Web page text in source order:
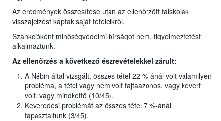
Az eredmények összesítése után az ellenőrzött faiskolák
visszajelzést kaptak saját tételeikről.
Szankcióként minőségvédelmi bírságot nem, figyelmeztetést
alkalmaztunk.
Az ellenőrzés a következő észrevételekkel zárult:
A Nébih által vizsgált, összes tétel 22 %-ánál volt valamilyen
probléma, a tétel vagy nem volt fajtaazonos, vagy kevert
volt, vagy mindkettő (10/45).
Keveredési problémát az összes tétel 7 %-ánál
tapasztaltunk (3/45).